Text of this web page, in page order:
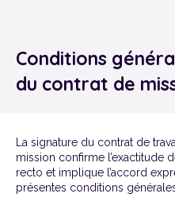
A propos de 24|7
Téléchargez
Conditions
du contrat de
La signature du contrat de
mission confirme l’exactitude
recto et implique l’accord
présentes conditions